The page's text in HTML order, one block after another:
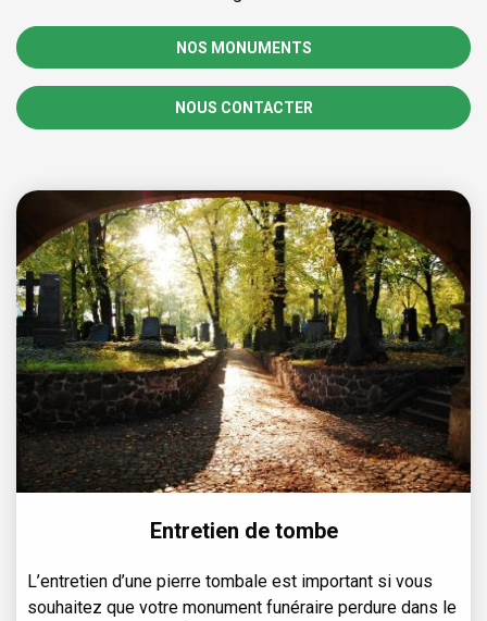
NOS MONUMENTS
NOUS CONTACTER
Entretien de tombe
L’entretien d’une pierre tombale est important si vous
souhaitez que votre monument funéraire perdure dans le